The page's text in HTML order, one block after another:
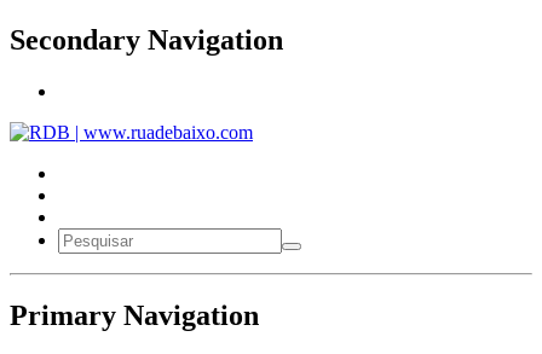
Secondary Navigation
Primary Navigation